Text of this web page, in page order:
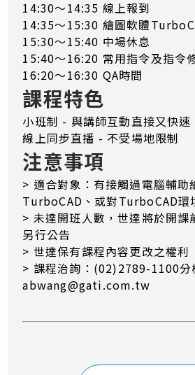
14:30～14:35 線上報到
14:35～15:30 繪圖軟體
15:30～15:40 中場休息
15:40～16:20 常用指令及指令
16:20～16:30 QA時間
課程特色
小班制 - 與講師互動直接又快速
線上同步直播 - 不受場地限制
注意事項
> 適合對象：有接觸過電腦輔助
TurboCAD、或對TurboCAD環
> 未達開班人數，世達將於開課
另行公告
> 世達保有課程內容更改之權利
> 課程治詢：(02)2789-1100分
abwang@gati.com.tw